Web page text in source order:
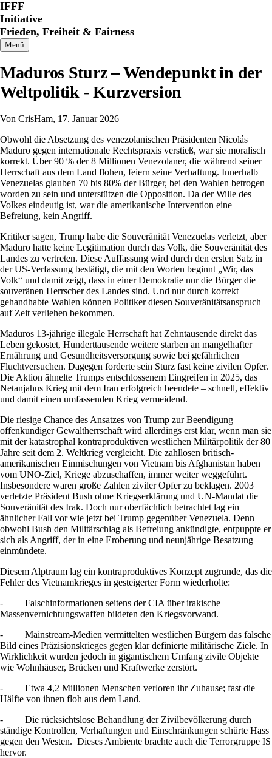
Direkt
zum
Inhalt
IFFF
Initiative
Frieden, Freiheit & Fairness
Menü
Maduros Sturz – Wendepunkt in der
Weltpolitik - Kurzversion
Von CrisHam, 17. Januar 2026
Obwohl die Absetzung des venezolanischen Präsidenten Nicolás
Maduro gegen internationale Rechtspraxis verstieß, war sie moralisch
korrekt. Über 90 % der 8 Millionen Venezolaner, die während seiner
Herrschaft aus dem Land flohen, feiern seine Verhaftung. Innerhalb
Venezuelas glauben 70 bis 80% der Bürger, bei den Wahlen betrogen
worden zu sein und unterstützen die Opposition. Da der Wille des
Volkes eindeutig ist, war die amerikanische Intervention eine
Befreiung, kein Angriff.
Kritiker sagen, Trump habe die Souveränität Venezuelas verletzt, aber
Maduro hatte keine Legitimation durch das Volk, die Souveränität des
Landes zu vertreten. Diese Auffassung wird durch den ersten Satz in
der US-Verfassung bestätigt, die mit den Worten beginnt „Wir, das
Volk“ und damit zeigt, dass in einer Demokratie nur die Bürger die
souveränen Herrscher des Landes sind. Und nur durch korrekt
gehandhabte Wahlen können Politiker diesen Souveränitätsanspruch
auf Zeit verliehen bekommen.
Maduros 13-jährige illegale Herrschaft hat Zehntausende direkt das
Leben gekostet, Hunderttausende weitere starben an mangelhafter
Ernährung und Gesundheitsversorgung sowie bei gefährlichen
Fluchtversuchen. Dagegen forderte sein Sturz fast keine zivilen Opfer.
Die Aktion ähnelte Trumps entschlossenem Eingreifen in 2025, das
Netanjahus Krieg mit dem Iran erfolgreich beendete – schnell, effektiv
und damit einen umfassenden Krieg vermeidend.
Die riesige Chance des Ansatzes von Trump zur Beendigung
offenkundiger Gewaltherrschaft wird allerdings erst klar, wenn man sie
mit der katastrophal kontraproduktiven westlichen Militärpolitik der 80
Jahre seit dem 2. Weltkrieg vergleicht. Die zahllosen britisch-
amerikanischen Einmischungen von Vietnam bis Afghanistan haben
vom UNO-Ziel, Kriege abzuschaffen, immer weiter weggeführt.
Insbesondere waren große Zahlen ziviler Opfer zu beklagen. 2003
verletzte Präsident Bush ohne Kriegserklärung und UN-Mandat die
Souveränität des Irak. Doch nur oberfächlich betrachtet lag ein
ähnlicher Fall vor wie jetzt bei Trump gegenüber Venezuela. Denn
obwohl Bush den Militärschlag als Befreiung ankündigte, entpuppte er
sich als Angriff, der in eine Eroberung und neunjährige Besatzung
einmündete.
Diesem Alptraum lag ein kontraproduktives Konzept zugrunde, das die
Fehler des Vietnamkrieges in gesteigerter Form wiederholte:
- Falschinformationen seitens der CIA über irakische
Massenvernichtungswaffen bildeten den Kriegsvorwand.
- Mainstream-Medien vermittelten westlichen Bürgern das falsche
Bild eines Präzisionskrieges gegen klar definierte militärische Ziele. In
Wirklichkeit wurden jedoch in gigantischem Umfang zivile Objekte
wie Wohnhäuser, Brücken und Kraftwerke zerstört.
- Etwa 4,2 Millionen Menschen verloren ihr Zuhause; fast die
Hälfte von ihnen floh aus dem Land.
- Die rücksichtslose Behandlung der Zivilbevölkerung durch
ständige Kontrollen, Verhaftungen und Einschränkungen schürte Hass
gegen den Westen. Dieses Ambiente brachte auch die Terrorgruppe IS
hervor.